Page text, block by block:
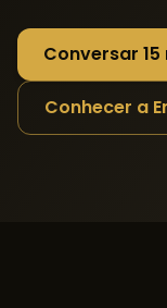
Conversar
Conhecer a